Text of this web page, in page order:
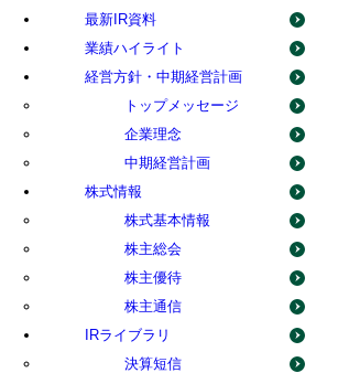
最新IR資料
業績ハイライト
経営方針・中期経営計画
トップメッセージ
企業理念
中期経営計画
株式情報
株式基本情報
株主総会
株主優待
株主通信
IRライブラリ
決算短信